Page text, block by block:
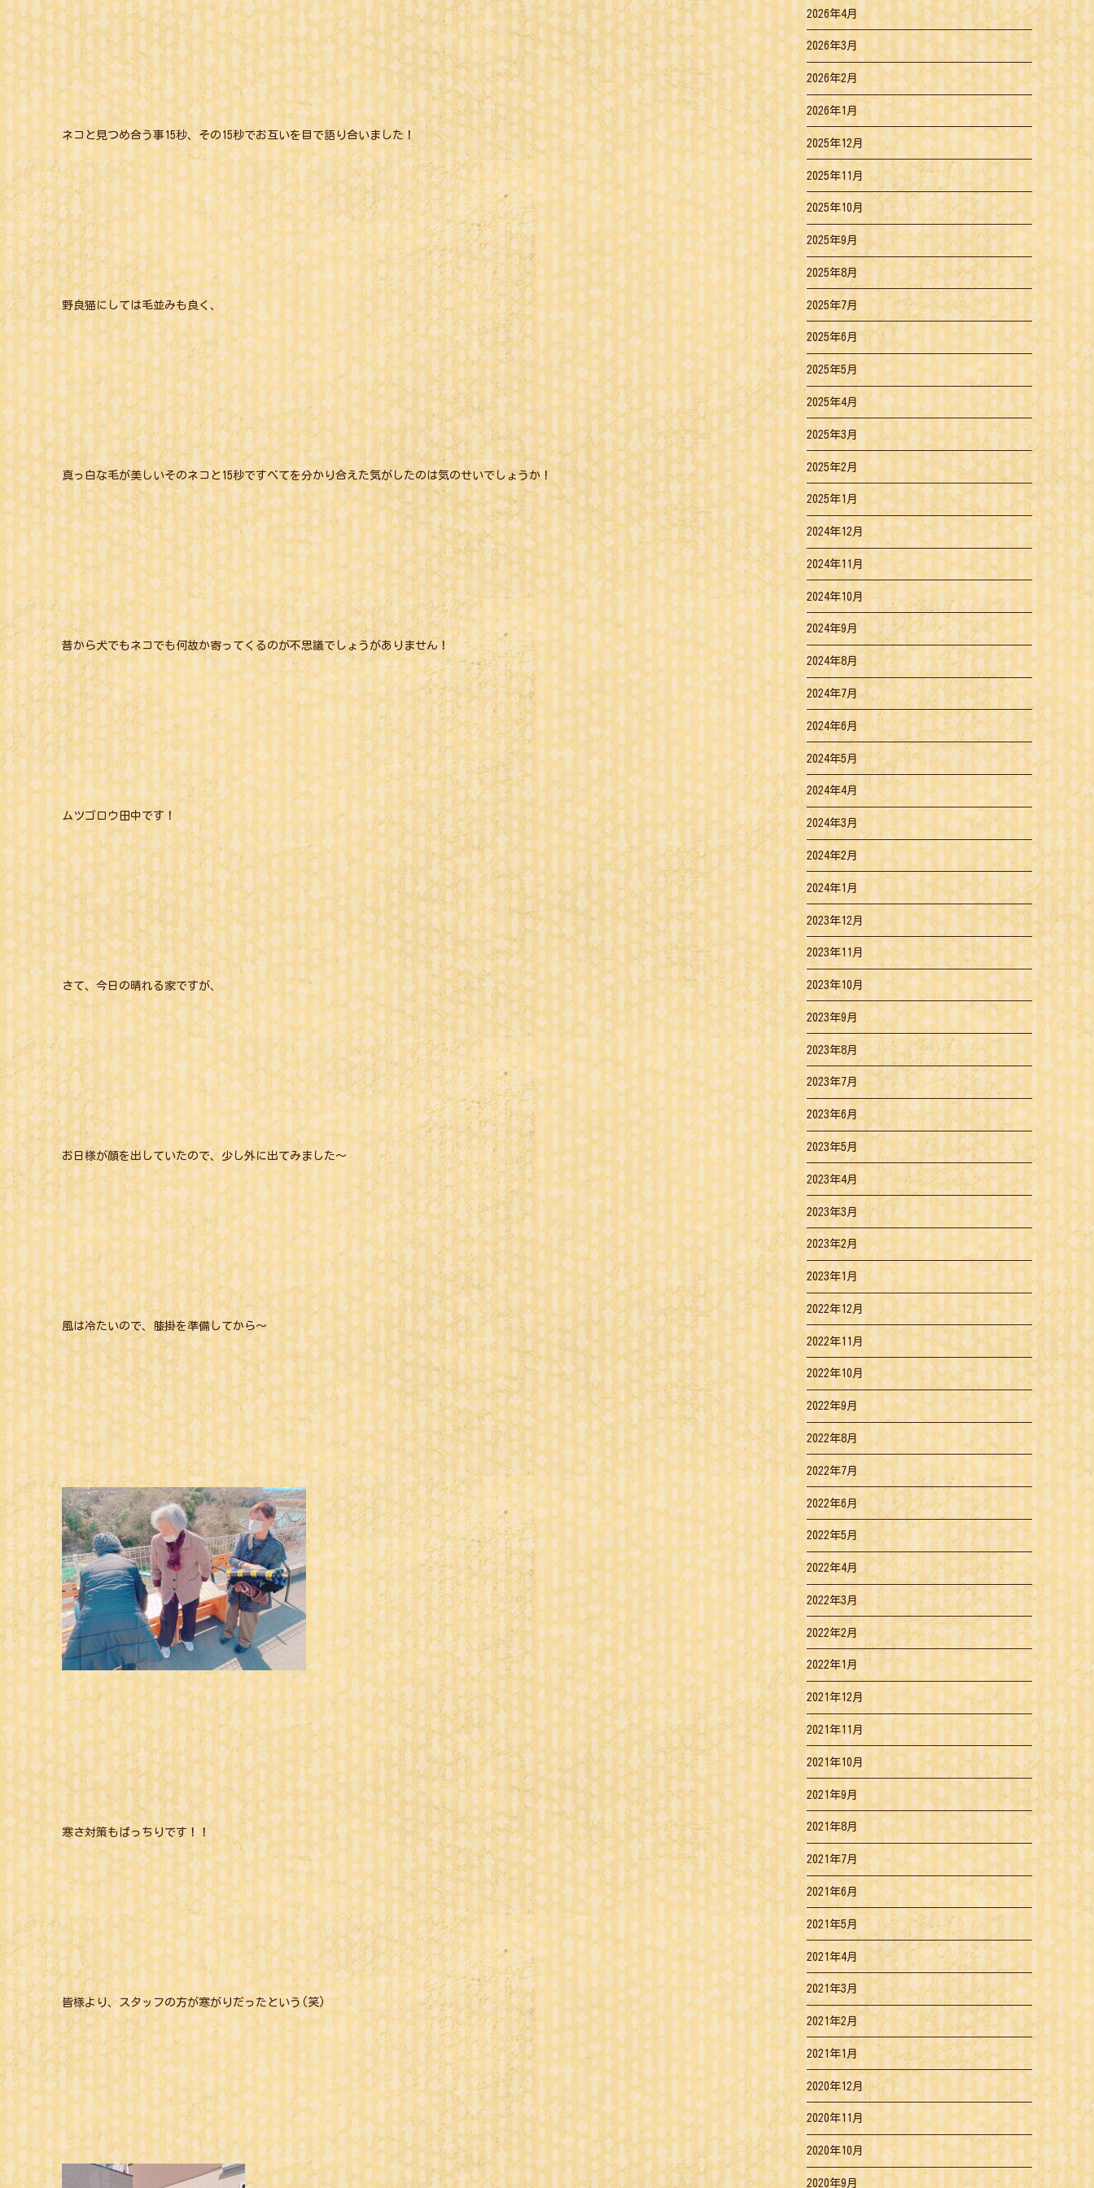
ネコと見つめ合う事15秒、その15秒でお互いを目で語り合いました！
野良猫にしては毛並みも良く、
真っ白な毛が美しいそのネコと15秒ですべてを分かり合えた気がしたのは気のせいでしょうか！
昔から犬でもネコでも何故か寄ってくるのが不思議でしょうがありません！
ムツゴロウ田中です！
さて、今日の晴れる家ですが、
お日様が顔を出していたので、少し外に出てみました～
風は冷たいので、膝掛を準備してから～
寒さ対策もばっちりです！！
皆様より、スタッフの方が寒がりだったという(笑)
2026年4月
2026年3月
2026年2月
2026年1月
2025年12月
2025年11月
2025年10月
2025年9月
2025年8月
2025年7月
2025年6月
2025年5月
2025年4月
2025年3月
2025年2月
2025年1月
2024年12月
2024年11月
2024年10月
2024年9月
2024年8月
2024年7月
2024年6月
2024年5月
2024年4月
2024年3月
2024年2月
2024年1月
2023年12月
2023年11月
2023年10月
2023年9月
2023年8月
2023年7月
2023年6月
2023年5月
2023年4月
2023年3月
2023年2月
2023年1月
2022年12月
2022年11月
2022年10月
2022年9月
2022年8月
2022年7月
2022年6月
2022年5月
2022年4月
2022年3月
2022年2月
2022年1月
2021年12月
2021年11月
2021年10月
2021年9月
2021年8月
2021年7月
2021年6月
2021年5月
2021年4月
2021年3月
2021年2月
2021年1月
2020年12月
2020年11月
2020年10月
2020年9月